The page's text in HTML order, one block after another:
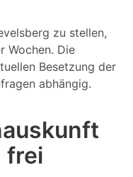
zu stellen,
Wochen. Die
Besetzung der
abhängig.
frei